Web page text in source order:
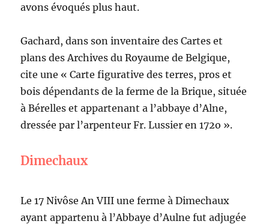
avons évoqués plus haut.
Gachard, dans son inventaire des Cartes et
plans des Archives du Royaume de Belgique,
cite une « Carte figurative des terres, pros et
bois dépendants de la ferme de la Brique, située
à Bérelles et appartenant a l’abbaye d’Alne,
dressée par l’arpenteur Fr. Lussier en 172o ».
Dimechaux
Le 17 Nivôse An VIII une ferme à Dimechaux
ayant appartenu à l’Abbaye d’Aulne fut adjugée